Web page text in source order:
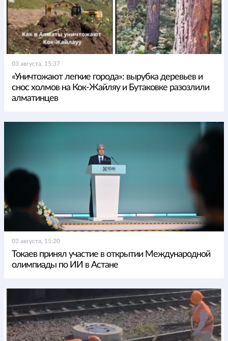
03 августа, 15:37
«Уничтожают легкие города»: вырубка деревьев и
снос холмов на Кок-Жайляу и Бутаковке разозлили
алматинцев
03 августа, 15:20
Токаев принял участие в открытии Международной
олимпиады по ИИ в Астане